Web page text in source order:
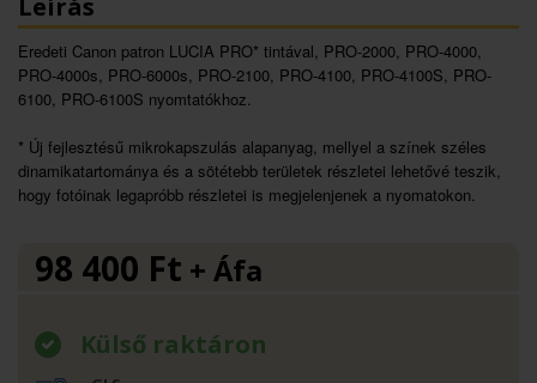
Leírás
Eredeti Canon patron LUCIA PRO* tintával, PRO-2000, PRO-4000,
PRO-4000s, PRO-6000s, PRO-2100, PRO-4100, PRO-4100S, PRO-
6100, PRO-6100S nyomtatókhoz.
* Új fejlesztésű mikrokapszulás alapanyag, mellyel a színek széles
dinamikatartománya és a sötétebb területek részletei lehetővé teszik,
hogy fotóinak legapróbb részletei is megjelenjenek a nyomatokon.
98 400 Ft + Áfa
Külső raktáron